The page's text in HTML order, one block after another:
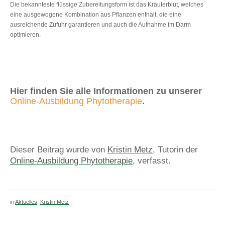
Die bekannteste flüssige Zubereitungsform ist das Kräuterblut, welches
eine ausgewogene Kombination aus Pflanzen enthält, die eine
ausreichende Zufuhr garantieren und auch die Aufnahme im Darm
optimieren.
Hier finden Sie alle Informationen zu unserer
Online-Ausbildung Phytotherapie.
Dieser Beitrag wurde von Kristin Metz, Tutorin der
Online-Ausbildung Phytotherapie, verfasst.
inAktuelles Kristin Metz